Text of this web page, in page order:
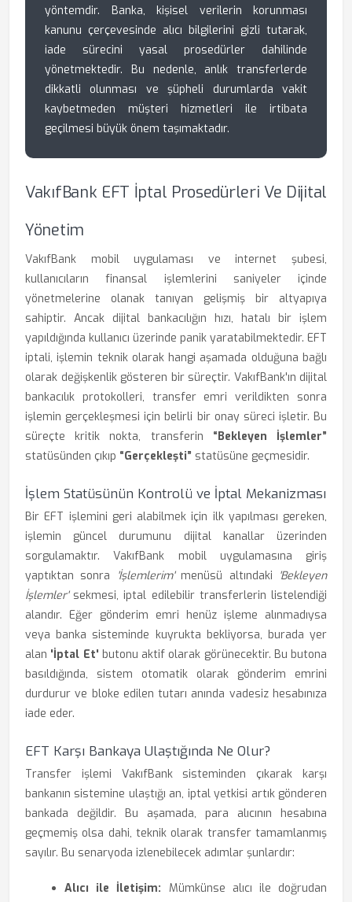
yöntemdir. Banka, kişisel verilerin korunması
kanunu çerçevesinde alıcı bilgilerini gizli tutarak,
iade sürecini yasal prosedürler dahilinde
yönetmektedir. Bu nedenle, anlık transferlerde
dikkatli olunması ve şüpheli durumlarda vakit
kaybetmeden müşteri hizmetleri ile irtibata
geçilmesi büyük önem taşımaktadır.
VakıfBank EFT İptal Prosedürleri Ve Dijital
Yönetim
VakıfBank mobil uygulaması ve internet şubesi,
kullanıcıların finansal işlemlerini saniyeler içinde
yönetmelerine olanak tanıyan gelişmiş bir altyapıya
sahiptir. Ancak dijital bankacılığın hızı, hatalı bir işlem
yapıldığında kullanıcı üzerinde panik yaratabilmektedir. EFT
iptali, işlemin teknik olarak hangi aşamada olduğuna bağlı
olarak değişkenlik gösteren bir süreçtir. VakıfBank'ın dijital
bankacılık protokolleri, transfer emri verildikten sonra
işlemin gerçekleşmesi için belirli bir onay süreci işletir. Bu
süreçte kritik nokta, transferin “Bekleyen İşlemler”
statüsünden çıkıp “Gerçekleşti” statüsüne geçmesidir.
İşlem Statüsünün Kontrolü ve İptal Mekanizması
Bir EFT işlemini geri alabilmek için ilk yapılması gereken,
işlemin güncel durumunu dijital kanallar üzerinden
sorgulamaktır. VakıfBank mobil uygulamasına giriş
yaptıktan sonra
'İşlemlerim'menüsü altındaki 'Bekleyen
İşlemler'sekmesi, iptal edilebilir transferlerin listelendiği
alandır. Eğer gönderim emri henüz işleme alınmadıysa
veya banka sisteminde kuyrukta bekliyorsa, burada yer
alan 'İptal Et' butonu aktif olarak görünecektir. Bu butona
basıldığında, sistem otomatik olarak gönderim emrini
durdurur ve bloke edilen tutarı anında vadesiz hesabınıza
iade eder.
EFT Karşı Bankaya Ulaştığında Ne Olur?
Transfer işlemi VakıfBank sisteminden çıkarak karşı
bankanın sistemine ulaştığı an, iptal yetkisi artık gönderen
bankada değildir. Bu aşamada, para alıcının hesabına
geçmemiş olsa dahi, teknik olarak transfer tamamlanmış
sayılır. Bu senaryoda izlenebilecek adımlar şunlardır:
Alıcı ile İletişim: Mümkünse alıcı ile doğrudan